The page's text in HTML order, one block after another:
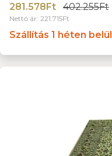
281.578Ft 402.255Ft
Nettó ár: 221.715Ft
Szállítás 1 héten belül